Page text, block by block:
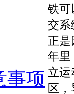
事项
铁可
交系
正是
年里
立运
区